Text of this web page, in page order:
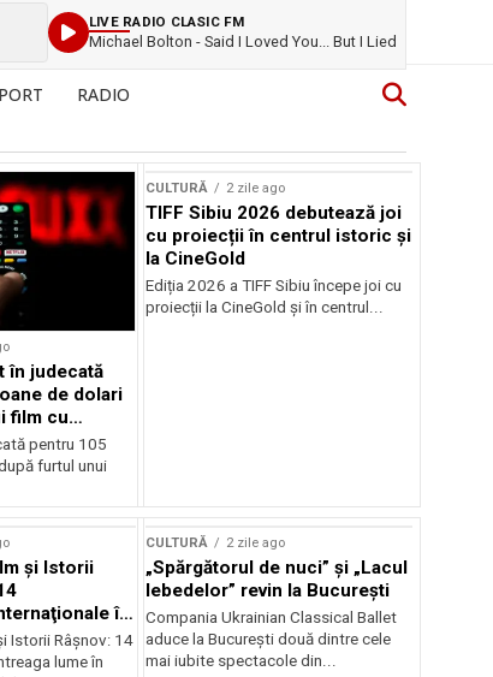
LIVE RADIO CLASIC FM
Michael Bolton - Said I Loved You... But I Lied
RADIO
în judecată
de dolari
film cu
pentru 105
furtul unui
CULTURĂ 2 zile ago
TIFF Sibiu 2026 debutează joi
cu proiecții în centrul istoric și
la CineGold
Ediția 2026 a TIFF Sibiu începe joi cu
proiecții la CineGold și în centrul...
şi Istorii
în
Istorii Râşnov: 14
lume în
CULTURĂ 2 zile ago
„Spărgătorul de nuci” și „Lacul
lebedelor” revin la București
Compania Ukrainian Classical Ballet
aduce la București două dintre cele
mai iubite spectacole din...